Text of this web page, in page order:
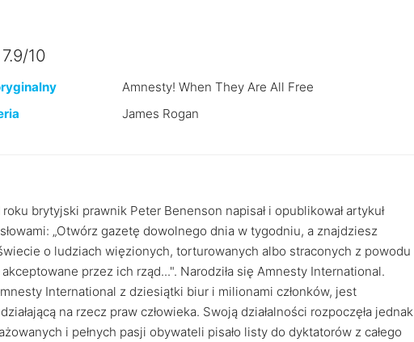
7.9/10
Amnesty! When They Are All Free
James Rogan
brytyjski prawnik Peter Benenson napisał i opublikował artykuł
„Otwórz gazetę dowolnego dnia w tygodniu, a znajdziesz
o ludziach więzionych, torturowanych albo straconych z powodu
przez ich rząd...". Narodziła się Amnesty International.
International z dziesiątki biur i milionami członków, jest
na rzecz praw człowieka. Swoją działalności rozpoczęła jednak
i pełnych pasji obywateli pisało listy do dyktatorów z całego